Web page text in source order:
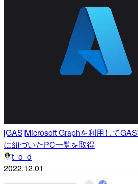
[GAS]Microsoft Graphを利用して
に紐づいたPC一覧を取得
t_o_d
2022.12.01